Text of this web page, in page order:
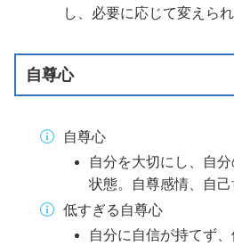
し、必要に応じて変えられ
自尊心
自尊心
自分を大切にし、自
状態。自尊感情、自己
低すぎる自尊心
自分に自信が持てず